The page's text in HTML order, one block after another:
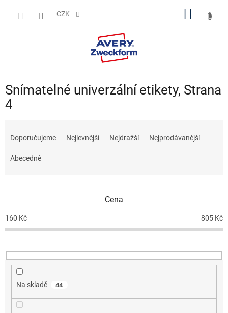
CZK
Snímatelné univerzální etikety, Strana
4
o
d
k
t
Doporučujeme Nejlevnější Nejdražší Nejprodávanější
Abecedně
Cena
160 Kč 805 Kč
Na skladě 44